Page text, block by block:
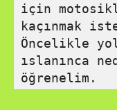
için
kaçınmak
Öncelikle
ıslanınca
öğrenelim.